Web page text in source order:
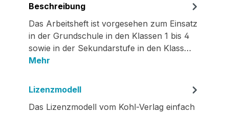
Beschreibung
Das Arbeitsheft ist vorgesehen zum Einsatz
in der Grundschule in den Klassen 1 bis 4
sowie in der Sekundarstufe in den Klass…
Mehr
Lizenzmodell
Das Lizenzmodell vom Kohl-Verlag einfach